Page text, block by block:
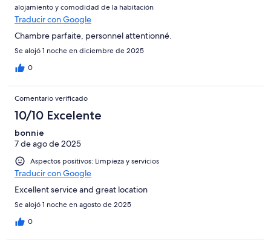
alojamiento y comodidad de la habitación
Traducir con Google
Chambre parfaite, personnel attentionné.
Se alojó 1 noche en diciembre de 2025
0
Comentario verificado
10/10 Excelente
bonnie
7 de ago de 2025
Aspectos positivos: Limpieza y servicios
Traducir con Google
Excellent service and great location
Se alojó 1 noche en agosto de 2025
0